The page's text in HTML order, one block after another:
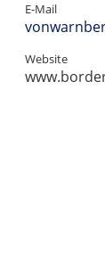
E-Mail
Website